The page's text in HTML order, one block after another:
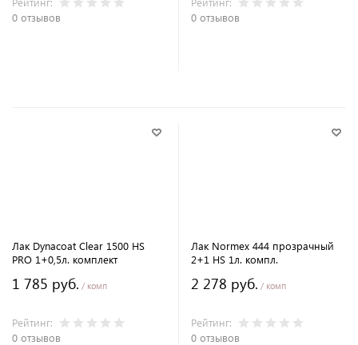
0 отзывов
0 отзывов
Лак Dynacoat Clear 1500 HS
PRO 1+0,5л. комплект
1 785 руб. / комп
Рейтинг:
0 отзывов
Лак Normex 444 прозрачный
2+1 HS 1л. компл.
2 278 руб. / комп
Рейтинг:
0 отзывов